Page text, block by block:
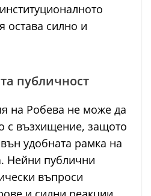
остава силно и
публичност
на Робева не може да
с възхищение, защото
удобната рамка на
Нейни публични
въпроси